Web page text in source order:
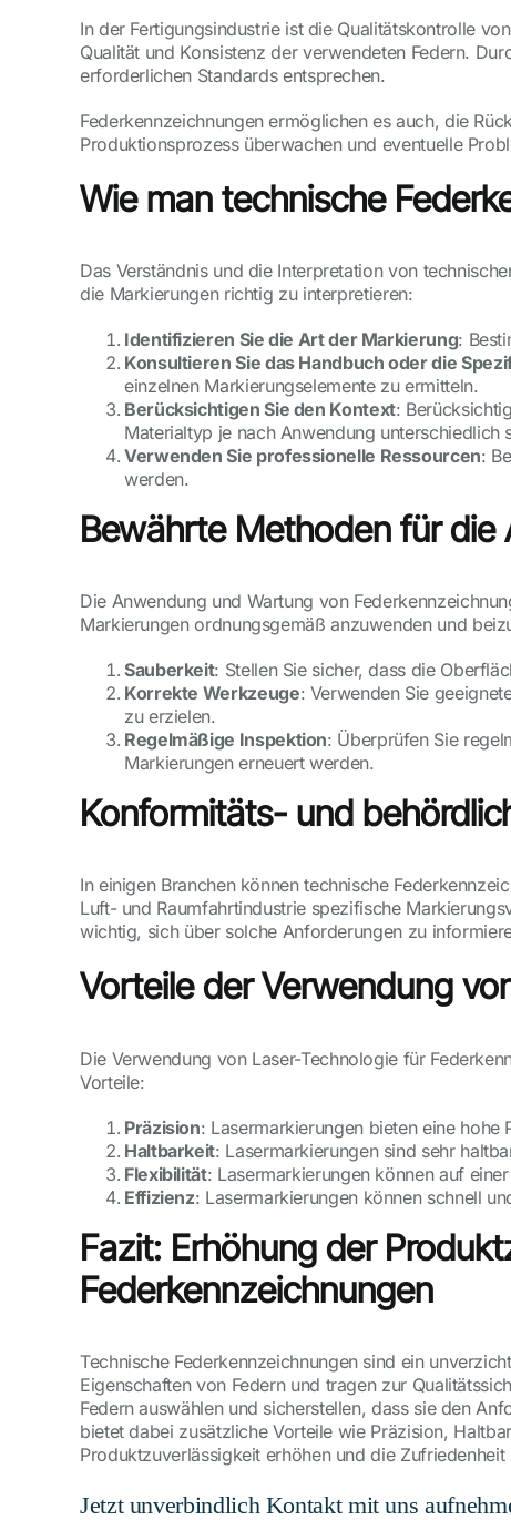
In der Fertigungsindustrie ist die Qualitätskontrolle
Qualität und Konsistenz der verwendeten Federn.
erforderlichen Standards entsprechen.
Federkennzeichnungen ermöglichen es auch, die
Produktionsprozess überwachen und eventuelle
Wie man technische
Das Verständnis und die Interpretation von
die Markierungen richtig zu interpretieren:
Identifizieren Sie die Art der Markierung:
Konsultieren Sie das Handbuch oder die
einzelnen Markierungselemente zu ermitteln.
Berücksichtigen Sie den Kontext:
Materialtyp je nach Anwendung unterschiedlich
Verwenden Sie professionelle Ressourcen:
werden.
Bewährte Methoden für
Die Anwendung und Wartung von
Markierungen ordnungsgemäß anzuwenden und
Sauberkeit: Stellen Sie sicher, dass die
Korrekte Werkzeuge: Verwenden Sie
zu erzielen.
Regelmäßige Inspektion: Überprüfen Sie
Markierungen erneuert werden.
Konformitäts- und
In einigen Branchen können technische
Luft- und Raumfahrtindustrie spezifische
wichtig, sich über solche Anforderungen zu
Vorteile der Verwendung
Die Verwendung von Laser-Technologie für
Vorteile:
Präzision: Lasermarkierungen bieten eine
Haltbarkeit: Lasermarkierungen sind sehr
Flexibilität: Lasermarkierungen können auf
Effizienz: Lasermarkierungen können schnell
Fazit: Erhöhung der
Federkennzeichnungen
Technische Federkennzeichnungen sind ein
Eigenschaften von Federn und tragen zur
Federn auswählen und sicherstellen, dass sie den
bietet dabei zusätzliche Vorteile wie Präzision,
Produktzuverlässigkeit erhöhen und die
Jetzt unverbindlich Kontakt mit uns